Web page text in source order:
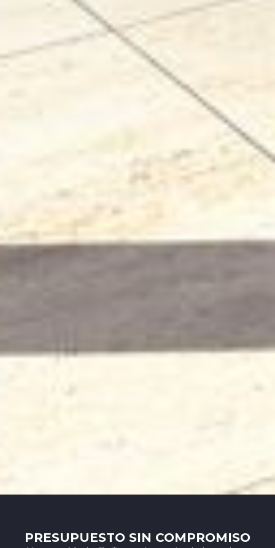
PRESUPUESTO SIN COMPROMISO